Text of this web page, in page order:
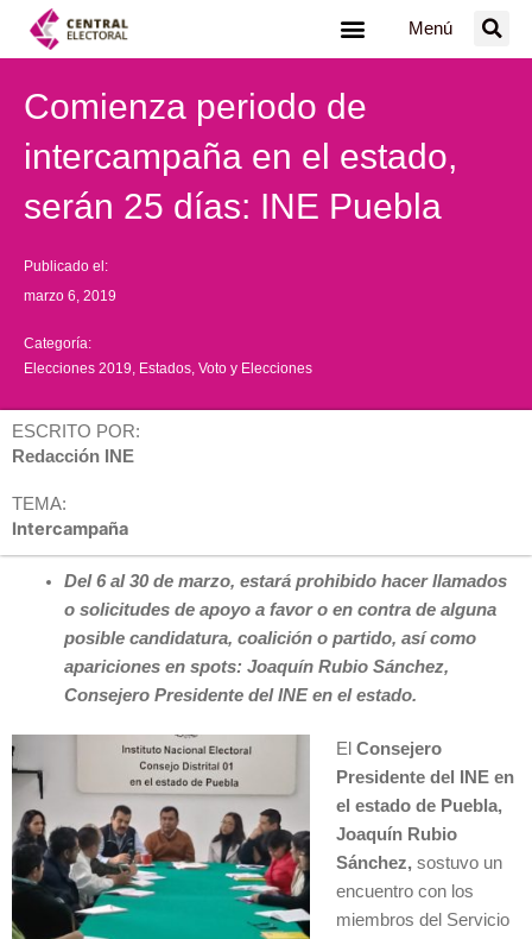
Menú
Comienza periodo de
intercampaña en el estado,
serán 25 días: INE Puebla
Publicado el:
marzo 6, 2019
Categoría:
Elecciones 2019 Estados Voto y Elecciones
ESCRITO POR:
Redacción INE
TEMA:
Intercampaña
Del 6 al 30 de marzo, estará prohibido hacer llamados
o solicitudes de apoyo a favor o en contra de alguna
posible candidatura, coalición o partido, así como
apariciones en spots: Joaquín Rubio Sánchez,
Consejero Presidente del INE en el estado.
El Consejero
Presidente del INE en
el estado de Puebla,
Joaquín Rubio
Sánchez, sostuvo un
encuentro con los
miembros del Servicio